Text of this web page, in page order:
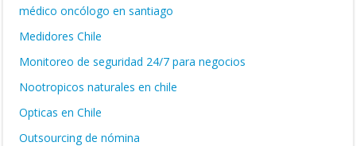
médico oncólogo en santiago
Medidores Chile
Monitoreo de seguridad 24/7 para negocios
Nootropicos naturales en chile
Opticas en Chile
Outsourcing de nómina